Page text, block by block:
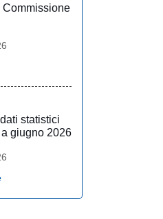
Commissione
statistici
giugno 2026